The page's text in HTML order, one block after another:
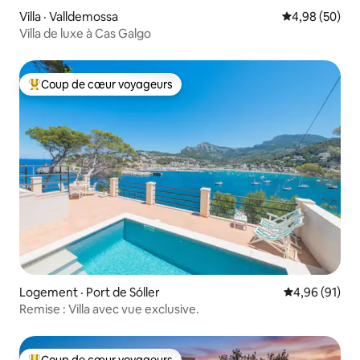
Villa · Valldemossa Note
4,98 (50)
Villa de luxe à Cas Galgo
Coup de cœur voyageurs parmi les plus aimés
Coup de cœur voyageurs
Logement · Port de Sóller Note
4,96 (91)
Remise : Villa avec vue exclusive.